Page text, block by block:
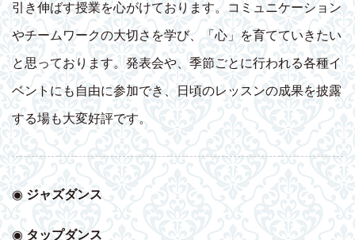
引き伸ばす授業を心がけております。コミュニケーション
やチームワークの大切さを学び、「心」を育てていきたい
と思っております。発表会や、季節ごとに行われる各種イ
ベントにも自由に参加でき、日頃のレッスンの成果を披露
する場も大変好評です。
◉ ジャズダンス
◉ タップダンス